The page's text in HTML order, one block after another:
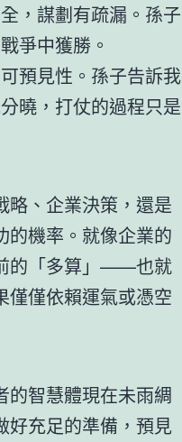
，謀劃有疏漏。孫子
爭中獲勝。
預見性。孫子告訴我
曉，打仗的過程只是
略、企業決策，還是
的機率。就像企業的
的「多算」——也就
僅僅依賴運氣或憑空
智慧體現在未雨綢
好充足的準備，預見